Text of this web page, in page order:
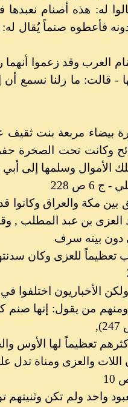
له: هذه أصنام
العرب وقد زعموا
قالت: ما زلنا نسمع أن
مربعة بنت ثقيف
وكانت تحت الصخرة
الأموال وسلمها إلى أبي
ص 228
مكة والعراق وكانوا
العزى بن عبد المطلب ,
دون بيته سرف
تعظيماً للعزى وكان
الأخباريون
من يقول: إنها
تعظيماً لها الأوس
والعزى ومناة تدل